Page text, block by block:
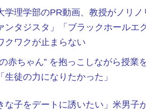
学理学部のPR動画、教授がノリ
ンタジスタ」「ブラックホールエ
クワクが止まらない
赤ちゃん” を抱っこしながら授業
生徒の力になりたかった」
な子をデートに誘いたい」米男